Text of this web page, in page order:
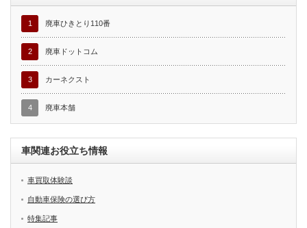
1 廃車ひきとり110番
2 廃車ドットコム
3 カーネクスト
4 廃車本舗
車関連お役立ち情報
車買取体験談
自動車保険の選び方
特集記事